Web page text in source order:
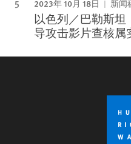
2023年 10月 18日 新闻
以色列／巴勒斯坦
导攻击影片查核属